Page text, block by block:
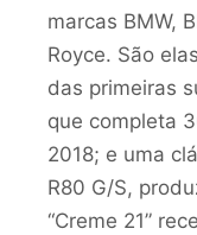
marcas BMW,
Royce. São
das primeiras
que completa
2018; e uma
R80 G/S,
“Creme 21”